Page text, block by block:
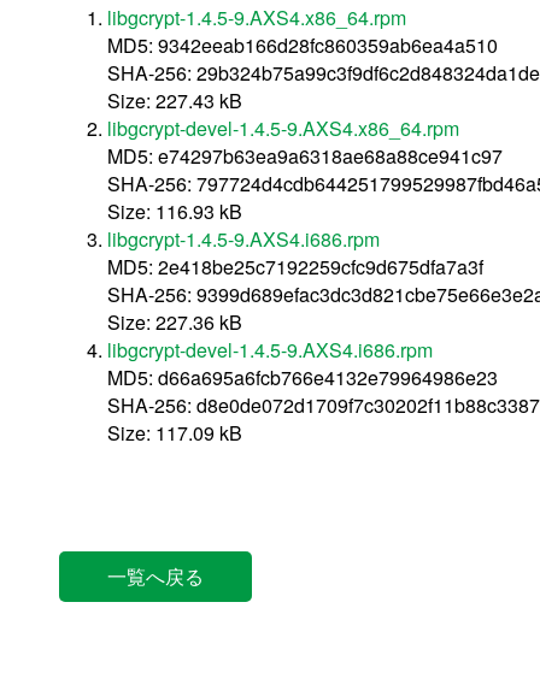
libgcrypt-1.4.5-9.AXS4.x86_64.rpm
MD5: 9342eeab166d28fc860359ab6ea4a510
SHA-256:
Size: 227.43 kB
libgcrypt-devel-1.4.5-9.AXS4.x86_64.rpm
MD5: e74297b63ea9a6318ae68a88ce941c97
SHA-256:
Size: 116.93 kB
libgcrypt-1.4.5-9.AXS4.i686.rpm
MD5: 2e418be25c7192259cfc9d675dfa7a3f
SHA-256:
Size: 227.36 kB
libgcrypt-devel-1.4.5-9.AXS4.i686.rpm
MD5: d66a695a6fcb766e4132e79964986e23
SHA-256:
Size: 117.09 kB
一覧へ戻る